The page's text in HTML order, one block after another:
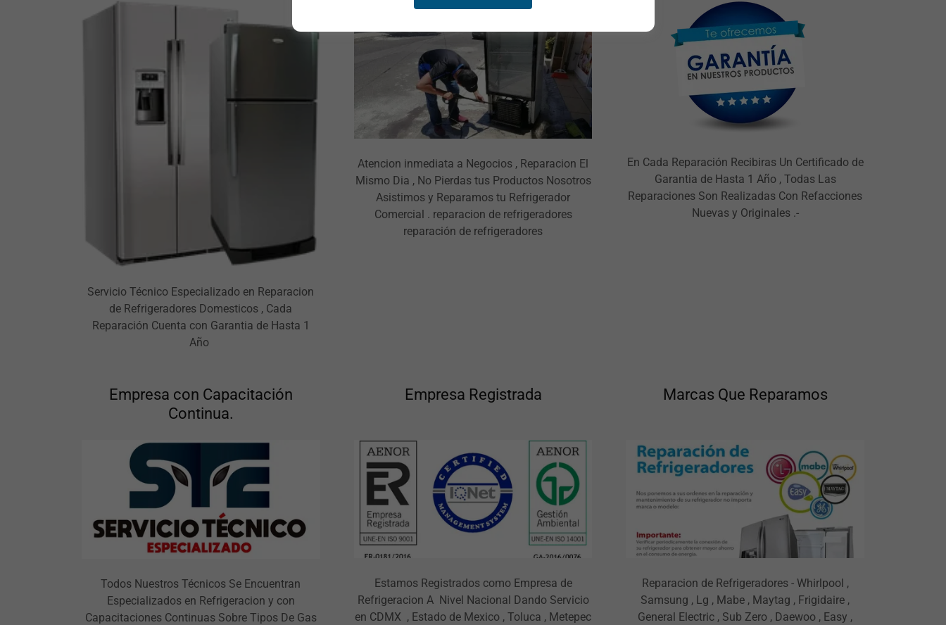
Servicio Técnico Especializado en Reparacion
de Refrigeradores Domesticos , Cada
Reparación Cuenta con Garantia de Hasta 1
Año
Atencion inmediata a Negocios , Reparacion El
Mismo Dia , No Pierdas tus Productos Nosotros
Asistimos y Reparamos tu Refrigerador
Comercial . reparacion de refrigeradores
reparación de refrigeradores
En Cada Reparación Recibiras Un Certificado de
Garantia de Hasta 1 Año , Todas Las
Reparaciones Son Realizadas Con Refacciones
Nuevas y Originales .-
Empresa con Capacitación
Continua.
Todos Nuestros Técnicos Se Encuentran
Especializados en Refrigeracion y con
Capacitaciones Continuas Sobre Tipos De Gas
Empresa Registrada
Estamos Registrados como Empresa de
Refrigeracion A Nivel Nacional Dando Servicio
en CDMX , Estado de Mexico , Toluca , Metepec
Marcas Que Reparamos
Reparacion de Refrigeradores - Whirlpool ,
Samsung , Lg , Mabe , Maytag , Frigidaire ,
General Electric , Sub Zero , Daewoo , Easy ,